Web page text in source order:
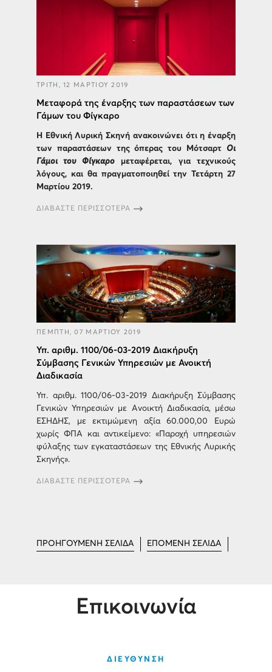
ΤΡΙΤΗ, 12 ΜΑΡΤΙΟΥ 2019
Μεταφορά της έναρξης των παραστάσεων των
Γάμων του Φίγκαρο
Η Εθνική Λυρική Σκηνή ανακοινώνει ότι η έναρξη
των παραστάσεων της όπερας του Μότσαρτ Οι
Γάμοι του Φίγκαρομεταφέρεται, για τεχνικούς
λόγους, και θα πραγματοποιηθεί την Τετάρτη 27
Μαρτίου 2019.
ΔΙΑΒΑΣΤΕ ΠΕΡΙΣΣΟΤΕΡΑ
ΠΕΜΠΤΗ, 07 ΜΑΡΤΙΟΥ 2019
Υπ. αριθμ. 1100/06-03-2019 Διακήρυξη
Σύμβασης Γενικών Υπηρεσιών με Ανοικτή
Διαδικασία
Υπ. αριθμ. 1100/06-03-2019 Διακήρυξη Σύμβασης
Γενικών Υπηρεσιών με Ανοικτή Διαδικασία, μέσω
ΕΣΗΔΗΣ, με εκτιμώμενη αξία 60.000,00 Ευρώ
χωρίς ΦΠΑ και αντικείμενο: «Παροχή υπηρεσιών
φύλαξης των εγκαταστάσεων της Εθνικής Λυρικής
Σκηνής».
ΔΙΑΒΑΣΤΕ ΠΕΡΙΣΣΟΤΕΡΑ
ΠΡΟΗΓΟΥΜΕΝΗ ΣΕΛΙΔΑ ΕΠΟΜΕΝΗ ΣΕΛΙΔΑ
Επικοινωνία
ΔΙΕΥΘΥΝΣΗ